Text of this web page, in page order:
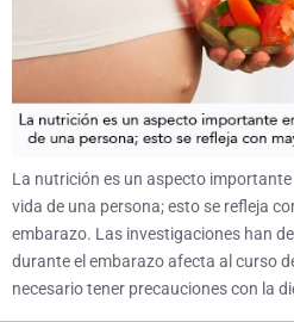
La nutrición es un aspecto
vida de una persona; esto se refleja
embarazo. Las investigaciones han
durante el embarazo afecta al curso
necesario tener precauciones con la